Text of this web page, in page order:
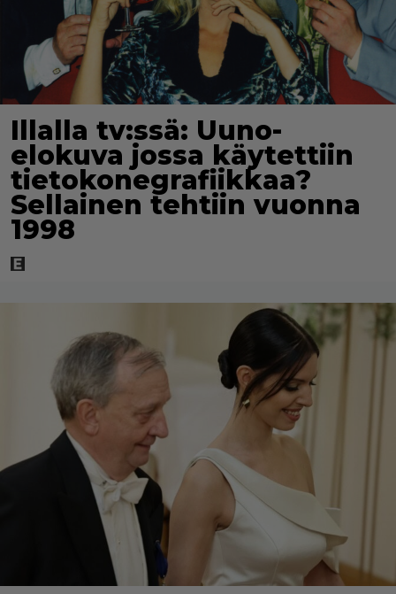
Illalla tv:ssä: Uuno-
elokuva jossa käytettiin
tietokonegrafiikkaa?
Sellainen tehtiin vuonna
1998